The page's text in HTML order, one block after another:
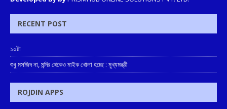
RECENT POST
১০টা
শুধু মসজিদ না, মন্দির থেকেও মাইক খোলা হচ্ছে : মুখ্যমন্ত্রী
ROJDIN APPS